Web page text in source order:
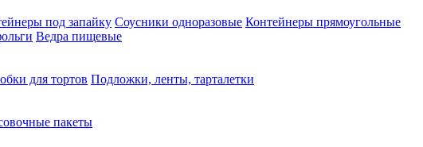
под запайку Соусники одноразовые Контейнеры прямоугольные
Ведра пищевые
для тортов Подложки, ленты, тарталетки
пакеты